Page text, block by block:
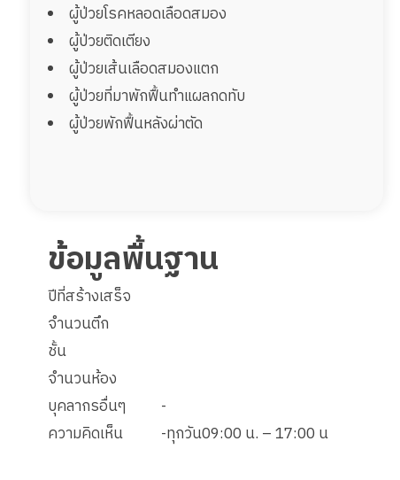
ผู้ป่วยโรคหลอดเลือดสมอง
ผู้ป่วยติดเตียง
ผู้ป่วยเส้นเลือดสมองแตก
ผู้ป่วยที่มาพักฟื้นทำแผลกดทับ
ผู้ป่วยพักฟื้นหลังผ่าตัด
ข้อมูลพื้นฐาน
ปีที่สร้างเสร็จ
จำนวนตึก
ชั้น
จำนวนห้อง
บุคลากรอื่นๆ
-
ความคิดเห็น
-ทุกวัน09:00 น. – 17:00 น